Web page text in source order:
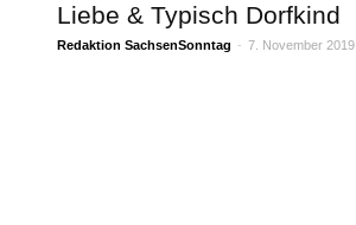
Liebe & Typisch Dorfkind
Redaktion SachsenSonntag - 7. November 2019